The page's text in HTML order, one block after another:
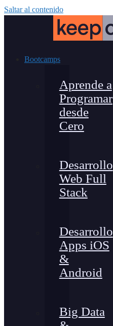
Saltar al contenido
Bootcamps
Aprende a
Programar
desde
Cero
Desarrollo
Web Full
Stack
Desarrollo
Apps iOS
&
Android
Big Data